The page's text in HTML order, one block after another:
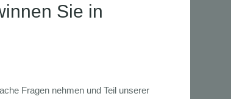
Die Werte-Landkarte der